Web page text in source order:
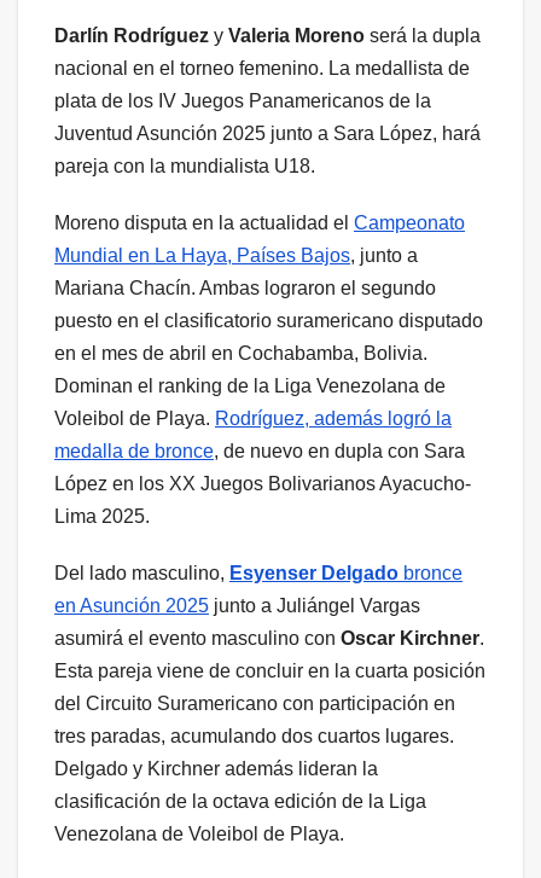
Darlín Rodríguez y Valeria Moreno será la dupla
nacional en el torneo femenino. La medallista de
plata de los IV Juegos Panamericanos de la
Juventud Asunción 2025 junto a Sara López, hará
pareja con la mundialista U18.
Moreno disputa en la actualidad el Campeonato
Mundial en La Haya, Países Bajos, junto a
Mariana Chacín. Ambas lograron el segundo
puesto en el clasificatorio suramericano disputado
en el mes de abril en Cochabamba, Bolivia.
Dominan el ranking de la Liga Venezolana de
Voleibol de Playa. Rodríguez, además logró la
medalla de bronce, de nuevo en dupla con Sara
López en los XX Juegos Bolivarianos Ayacucho-
Lima 2025.
Del lado masculino, Esyenser Delgado bronce
en Asunción 2025 junto a Juliángel Vargas
asumirá el evento masculino con Oscar Kirchner.
Esta pareja viene de concluir en la cuarta posición
del Circuito Suramericano con participación en
tres paradas, acumulando dos cuartos lugares.
Delgado y Kirchner además lideran la
clasificación de la octava edición de la Liga
Venezolana de Voleibol de Playa.